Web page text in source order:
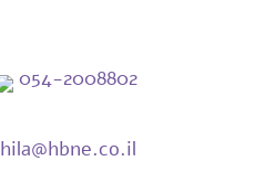
054-2008802
hila@hbne.co.il